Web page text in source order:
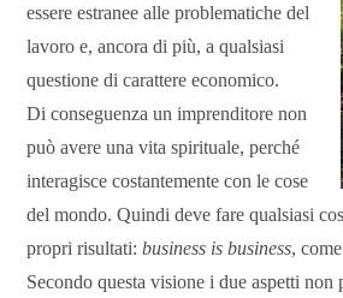
essere estranee alle problematiche del
lavoro e, ancora di più, a qualsiasi
questione di carattere economico.
Di conseguenza un imprenditore non
può avere una vita spirituale, perché
interagisce costantemente con le cose
del mondo. Quindi deve fare qualsiasi
propri risultati:business is business,
Secondo questa visione i due aspetti non